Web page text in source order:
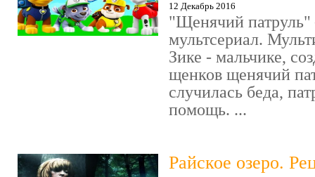
12 Декабрь 2016
"Щенячий патруль"
мультсериал.
Зике - мальчике,
щенков щенячий
случилась беда,
помощь. ...
Райское озеро.